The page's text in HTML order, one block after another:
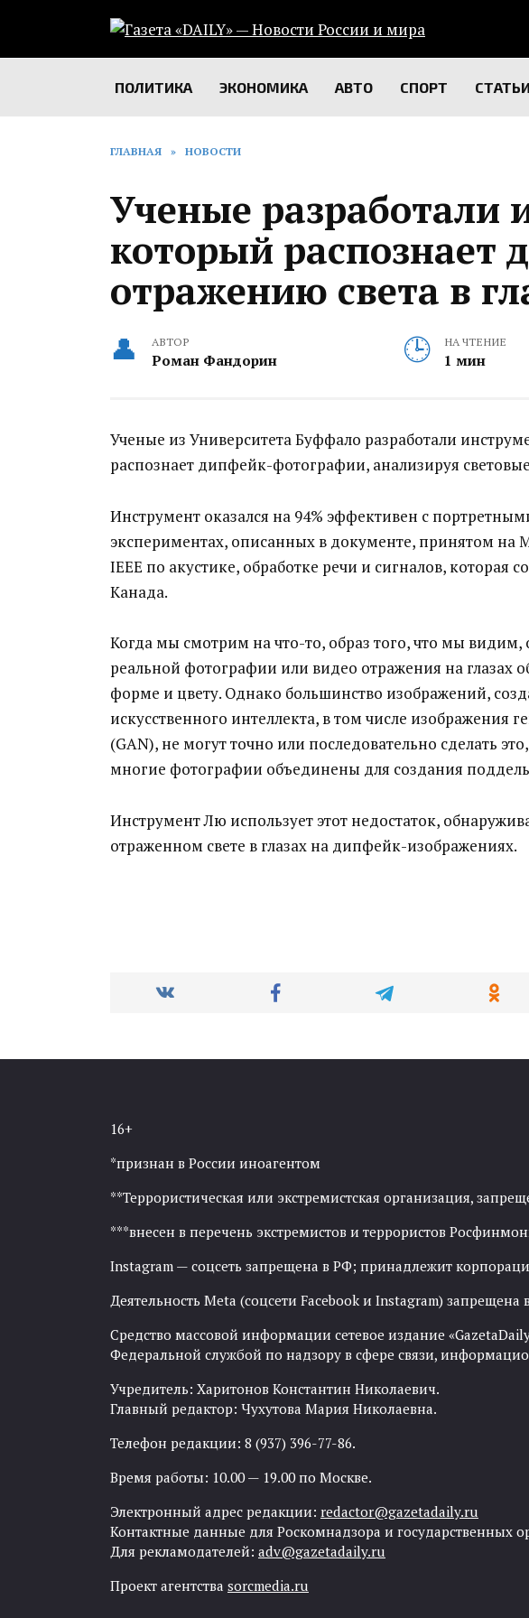
содержанию
ПОЛИТИКА ЭКОНОМИКА АВТО СПОРТ СТАТЬИ
ГЛАВНАЯ » НОВОСТИ
Ученые разработали
который распознает
отражению света в
АВТОР
Роман Фандорин
НА ЧТЕНИЕ
1 мин
Ученые из Университета Буффало разработали
распознает дипфейк-фотографии, анализируя
Инструмент оказался на 94% эффективен с
экспериментах, описанных в документе, принятом
IEEE по акустике, обработке речи и сигналов, которая
Канада.
Когда мы смотрим на что-то, образ того, что мы видим,
реальной фотографии или видео отражения на глазах
форме и цвету. Однако большинство изображений,
искусственного интеллекта, в том числе изображения
(GAN), не могут точно или последовательно сделать
многие фотографии объединены для создания
Инструмент Лю использует этот недостаток,
отраженном свете в глазах на дипфейк-изображениях.
16+
*признан в России иноагентом
**Террористическая или экстремистская организация,
***внесен в перечень экстремистов и террористов
Instagram — соцсеть запрещена в РФ; принадлежит
Деятельность Meta (соцсети Facebook и Instagram) запрещена
Средство массовой информации сетевое издание
Федеральной службой по надзору в сфере связи,
Учредитель: Харитонов Константин Николаевич.
Главный редактор: Чухутова Мария Николаевна.
Телефон редакции: 8 (937) 396-77-86.
Время работы: 10.00 — 19.00 по Москве.
Электронный адрес редакции: redactor@gazetadaily.ru
Контактные данные для Роскомнадзора и государственных
Для рекламодателей: adv@gazetadaily.ru
Проект агентства sorcmedia.ru